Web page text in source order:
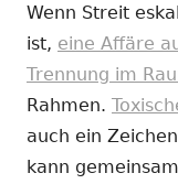
Wenn Streit
ist, eine Affäre
Trennung im
Rahmen.
auch ein
kann